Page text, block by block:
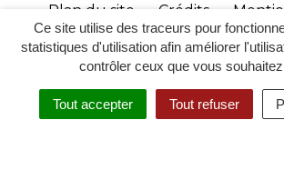
Ce site utilise des traceurs pour
statistiques d'utilisation afin améliorer
contrôler ceux que vous
Tout accepter Tout refuser
RECHERCHER
Plan du site
Crédits
Site
réalisé
par
Inovagora